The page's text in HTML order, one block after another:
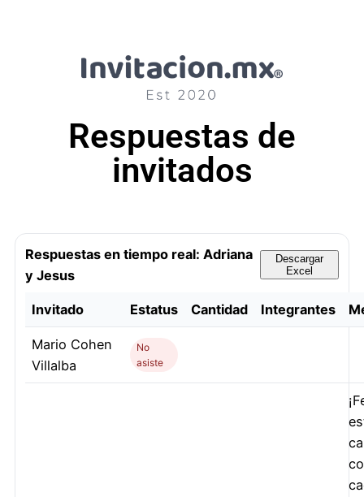
Respuestas de
invitados
Respuestas en tiempo real: Adriana
y Jesus
Descargar
Excel
Invitado Estatus Cantidad Integrantes
Mario Cohen
Villalba
No
asiste